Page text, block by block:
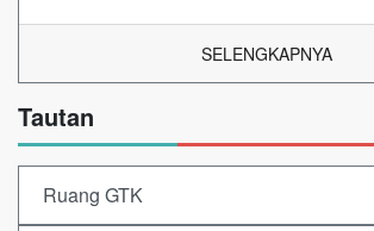
SELENGKAPNYA
Tautan
Ruang GTK